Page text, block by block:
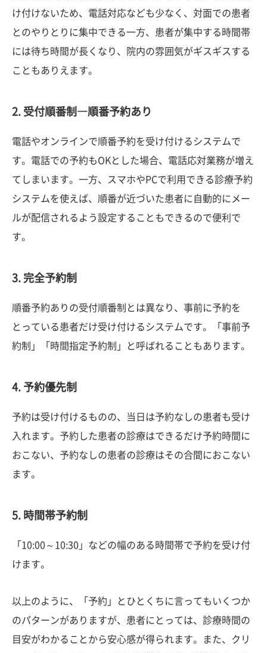
け付けないため、電話対応なども少なく、対面での患者
とのやりとりに集中できる一方、患者が集中する時間帯
には待ち時間が長くなり、院内の雰囲気がギスギスする
こともありえます。
2. 受付順番制―順番予約あり
電話やオンラインで順番予約を受け付けるシステムで
す。電話での予約もOKとした場合、電話応対業務が増え
てしまいます。一方、スマホやPCで利用できる診療予約
システムを使えば、順番が近づいた患者に自動的にメー
ルが配信されるよう設定することもできるので便利で
す。
3. 完全予約制
順番予約ありの受付順番制とは異なり、事前に予約を
とっている患者だけ受け付けるシステムです。「事前予
約制」「時間指定予約制」と呼ばれることもあります。
4. 予約優先制
予約は受け付けるものの、当日は予約なしの患者も受け
入れます。予約した患者の診療はできるだけ予約時間に
おこない、予約なしの患者の診療はその合間におこない
ます。
5. 時間帯予約制
「10:00～10:30」などの幅のある時間帯で予約を受け付
けます。
以上のように、「予約」とひとくちに言ってもいくつか
のパターンがありますが、患者にとっては、診療時間の
目安がわかることから安心感が得られます。また、クリ